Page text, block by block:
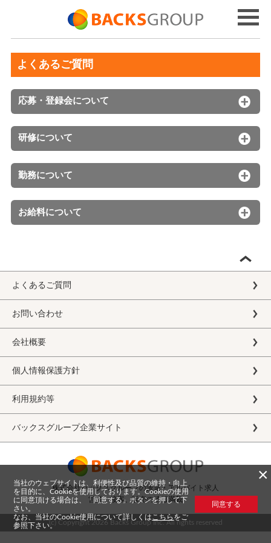
よくあるご質問
応募・登録会について
研修について
勤務について
お給料について
よくあるご質問
お問い合わせ
会社概要
個人情報保護方針
利用規約等
バックスグループ企業サイト
株式会社バックスグループの派遣・アルバイト求人
営業、接客、販売の情報満載
(c) Copyright2026 Backs Group Inc. All rights reserved
×
当社のウェブサイトは、利便性及び品質の維持・向上
を目的に、Cookieを使用しております。Cookieの使用
に同意頂ける場合は、「同意する」ボタンを押して下
さい。
なお、当社のCookie使用について詳しくは こちら をご
参照下さい。
同意する